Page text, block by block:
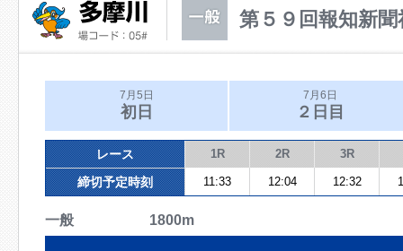
第５９回報知新聞
7月5日
初日
7月6日
２日目
レース 1R 2R 3R
締切予定時刻 11:33 12:04 12:32
一般 1800m